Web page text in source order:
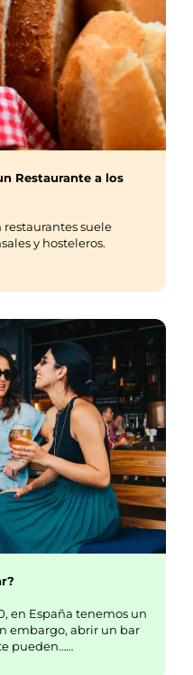
Restaurante a los
suele
y hosteleros.
en España tenemos un
embargo, abrir un bar
pueden……